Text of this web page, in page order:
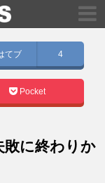
てブ 4
Pocket
敗に終わりか